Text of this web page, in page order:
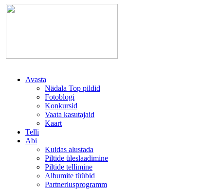
Avasta
Nädala Top pildid
Fotoblogi
Konkursid
Vaata kasutajaid
Kaart
Telli
Abi
Kuidas alustada
Piltide üleslaadimine
Piltide tellimine
Albumite tüübid
Partnerlusprogramm